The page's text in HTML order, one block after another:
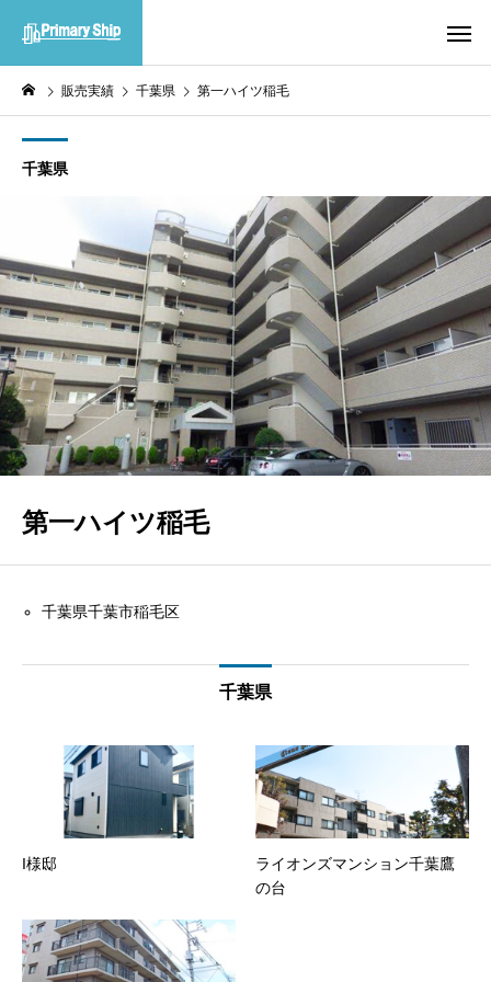
販売実績 千葉県 第一ハイツ稲毛
千葉県
第一ハイツ稲毛
千葉県千葉市稲毛区
千葉県
I様邸
ライオンズマンション千葉鷹
の台